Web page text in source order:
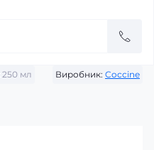
250 мл Виробник: Coccine